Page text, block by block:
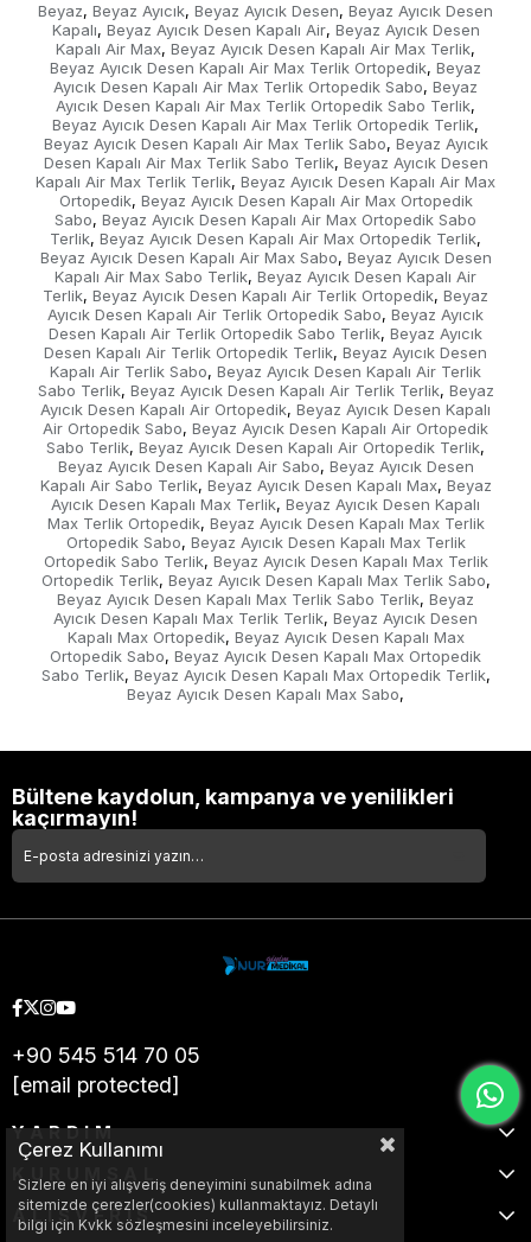
Beyaz, Beyaz Ayıcık, Beyaz Ayıcık Desen, Beyaz Ayıcık Desen
Kapalı, Beyaz Ayıcık Desen Kapalı Air, Beyaz Ayıcık Desen
Kapalı Air Max, Beyaz Ayıcık Desen Kapalı Air Max Terlik,
Beyaz Ayıcık Desen Kapalı Air Max Terlik Ortopedik, Beyaz
Ayıcık Desen Kapalı Air Max Terlik Ortopedik Sabo, Beyaz
Ayıcık Desen Kapalı Air Max Terlik Ortopedik Sabo Terlik,
Beyaz Ayıcık Desen Kapalı Air Max Terlik Ortopedik Terlik,
Beyaz Ayıcık Desen Kapalı Air Max Terlik Sabo, Beyaz Ayıcık
Desen Kapalı Air Max Terlik Sabo Terlik, Beyaz Ayıcık Desen
Kapalı Air Max Terlik Terlik, Beyaz Ayıcık Desen Kapalı Air Max
Ortopedik, Beyaz Ayıcık Desen Kapalı Air Max Ortopedik
Sabo, Beyaz Ayıcık Desen Kapalı Air Max Ortopedik Sabo
Terlik, Beyaz Ayıcık Desen Kapalı Air Max Ortopedik Terlik,
Beyaz Ayıcık Desen Kapalı Air Max Sabo, Beyaz Ayıcık Desen
Kapalı Air Max Sabo Terlik, Beyaz Ayıcık Desen Kapalı Air
Terlik, Beyaz Ayıcık Desen Kapalı Air Terlik Ortopedik, Beyaz
Ayıcık Desen Kapalı Air Terlik Ortopedik Sabo, Beyaz Ayıcık
Desen Kapalı Air Terlik Ortopedik Sabo Terlik, Beyaz Ayıcık
Desen Kapalı Air Terlik Ortopedik Terlik, Beyaz Ayıcık Desen
Kapalı Air Terlik Sabo, Beyaz Ayıcık Desen Kapalı Air Terlik
Sabo Terlik, Beyaz Ayıcık Desen Kapalı Air Terlik Terlik, Beyaz
Ayıcık Desen Kapalı Air Ortopedik, Beyaz Ayıcık Desen Kapalı
Air Ortopedik Sabo, Beyaz Ayıcık Desen Kapalı Air Ortopedik
Sabo Terlik, Beyaz Ayıcık Desen Kapalı Air Ortopedik Terlik,
Beyaz Ayıcık Desen Kapalı Air Sabo, Beyaz Ayıcık Desen
Kapalı Air Sabo Terlik, Beyaz Ayıcık Desen Kapalı Max, Beyaz
Ayıcık Desen Kapalı Max Terlik, Beyaz Ayıcık Desen Kapalı
Max Terlik Ortopedik, Beyaz Ayıcık Desen Kapalı Max Terlik
Ortopedik Sabo, Beyaz Ayıcık Desen Kapalı Max Terlik
Ortopedik Sabo Terlik, Beyaz Ayıcık Desen Kapalı Max Terlik
Ortopedik Terlik, Beyaz Ayıcık Desen Kapalı Max Terlik Sabo,
Beyaz Ayıcık Desen Kapalı Max Terlik Sabo Terlik, Beyaz
Ayıcık Desen Kapalı Max Terlik Terlik, Beyaz Ayıcık Desen
Kapalı Max Ortopedik, Beyaz Ayıcık Desen Kapalı Max
Ortopedik Sabo, Beyaz Ayıcık Desen Kapalı Max Ortopedik
Sabo Terlik, Beyaz Ayıcık Desen Kapalı Max Ortopedik Terlik,
Beyaz Ayıcık Desen Kapalı Max Sabo,
Bültene kaydolun, kampanya ve yenilikleri
kaçırmayın!
+90 545 514 70 05
[email protected]
YARDIM
ALIŞVERİŞ
Çerez Kullanımı
Sizlere en iyi alışveriş deneyimini sunabilmek adına
sitemizde çerezler(cookies) kullanmaktayız. Detaylı
bilgi için Kvkk sözleşmesini inceleyebilirsiniz.